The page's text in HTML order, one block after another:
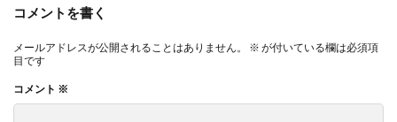
コメントを書く
メールアドレスが公開されることはありません。 ※ が付いている欄は必須項
目です
コメント ※